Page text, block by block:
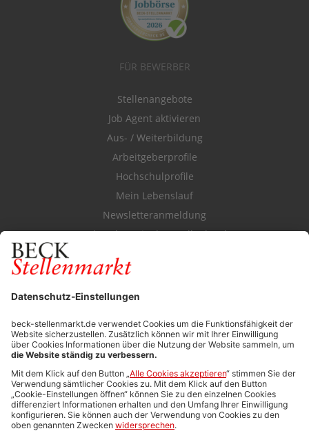
FÜR BEWERBER
Stellenangebote
Job Agent aktivieren
Aus- / Weiterbildung
Arbeitgeberprofile
Hochschulprofile
Mein Lebenslauf
Newsletteranmeldung
Durchsuchen Sie den Stellenkatalog
FÜR ARBEITGEBER
Stellenmarktpreise
Anzeigen-AGB
Media-Daten
Newsletteranmeldung
Produktübersicht
ALLGEMEIN